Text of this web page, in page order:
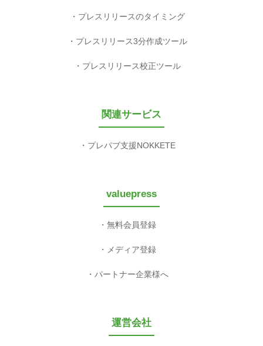
プレスリリースのタイミング
プレスリリース3分作成ツール
プレスリリース校正ツール
関連サービス
プレパブ支援NOKKETE
valuepress
無料会員登録
メディア登録
パートナー企業様へ
運営会社